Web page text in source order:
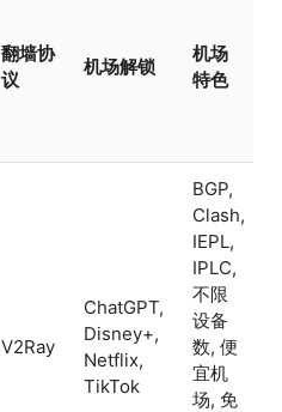
翻墙协
议
机场解锁
机场
特色
V2Ray
ChatGPT,
Disney+,
Netflix,
TikTok
BGP,
Clash,
IEPL,
IPLC,
不限
设备
数, 便
宜机
场, 免